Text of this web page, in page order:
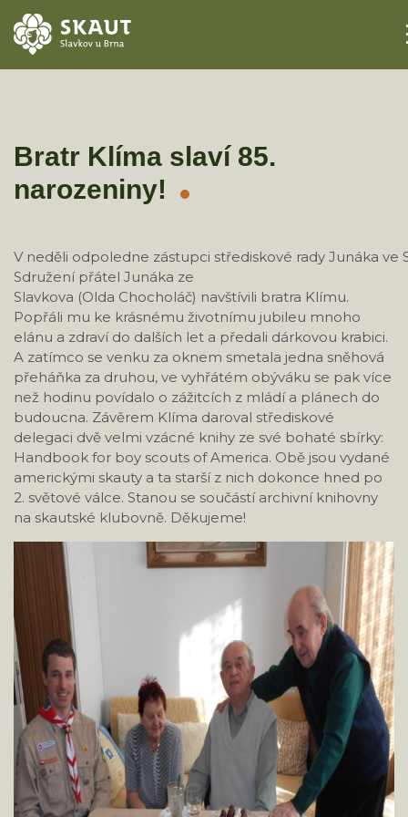
ODDÍLY
KONTAKTY
TÁBORY
Bratr Klíma slaví 85.
narozeniny!
V neděli odpoledne zástupci střediskové rady Junáka ve
Sdružení přátel Junáka ze
Slavkova (Olda Chocholáč) navštívili bratra Klímu.
Popřáli mu ke krásnému životnímu jubileu mnoho
elánu a zdraví do dalších let a předali dárkovou krabici.
A zatímco se venku za oknem smetala jedna sněhová
přeháňka za druhou, ve vyhřátém obýváku se pak více
než hodinu povídalo o zážitcích z mládí a plánech do
budoucna. Závěrem Klíma daroval střediskové
delegaci dvě velmi vzácné knihy ze své bohaté sbírky:
Handbook for boy scouts of America. Obě jsou vydané
americkými skauty a ta starší z nich dokonce hned po
2. světové válce. Stanou se součástí archivní knihovny
na skautské klubovně. Děkujeme!